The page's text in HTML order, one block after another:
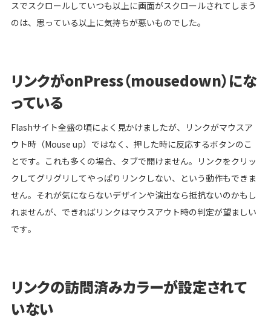
スでスクロールしていつも以上に画面がスクロールされてしまう
のは、思っている以上に気持ちが悪いものでした。
リンクがonPress（mousedown）にな
っている
Flashサイト全盛の頃によく見かけましたが、リンクがマウスア
ウト時（Mouse up）ではなく、押した時に反応するボタンのこ
とです。これも多くの場合、タブで開けません。リンクをクリッ
クしてグリグリしてやっぱりリンクしない、という動作もできま
せん。それが気にならないデザインや演出なら抵抗ないのかもし
れませんが、できればリンクはマウスアウト時の判定が望ましい
です。
リンクの訪問済みカラーが設定されて
いない